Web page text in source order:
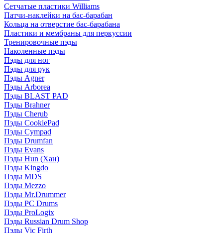
Сетчатые пластики Williams
Патчи-наклейки на бас-барабан
Кольца на отверстие бас-барабана
Пластики и мембраны для перкуссии
Тренировочные пэды
Наколенные пэды
Пэды для ног
Пэды для рук
Пэды Agner
Пэды Arborea
Пэды BLAST PAD
Пэды Brahner
Пэды Cherub
Пэды CookiePad
Пэды Cympad
Пэды Drumfan
Пэды Evans
Пэды Hun (Хан)
Пэды Kingdo
Пэды MDS
Пэды Mezzo
Пэды Mr.Drummer
Пэды PC Drums
Пэды ProLogix
Пэды Russian Drum Shop
Пэды Vic Firth